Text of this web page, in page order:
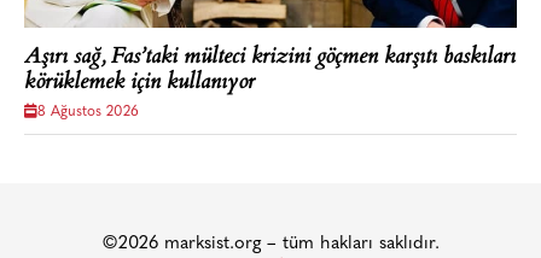
Aşırı sağ, Fas’taki mülteci krizini göçmen karşıtı baskıları
körüklemek için kullanıyor
8 Ağustos 2026
©2026 marksist.org – tüm hakları saklıdır.